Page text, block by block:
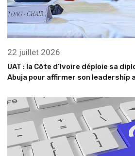
22 juillet 2026
UAT : la Côte d’Ivoire déploie sa
Abuja pour affirmer son leadership